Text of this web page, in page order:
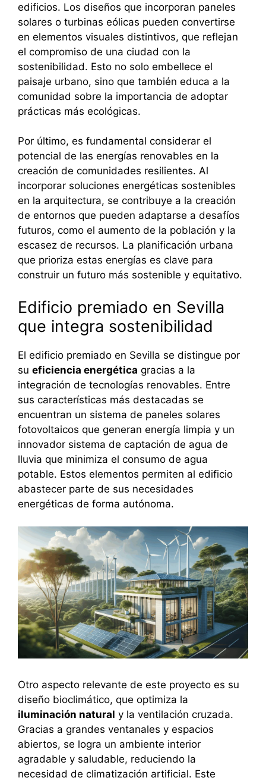
edificios. Los diseños que incorporan paneles
solares o turbinas eólicas pueden convertirse
en elementos visuales distintivos, que reflejan
el compromiso de una ciudad con la
sostenibilidad. Esto no solo embellece el
paisaje urbano, sino que también educa a la
comunidad sobre la importancia de adoptar
prácticas más ecológicas.
Por último, es fundamental considerar el
potencial de las energías renovables en la
creación de comunidades resilientes. Al
incorporar soluciones energéticas sostenibles
en la arquitectura, se contribuye a la creación
de entornos que pueden adaptarse a desafíos
futuros, como el aumento de la población y la
escasez de recursos. La planificación urbana
que prioriza estas energías es clave para
construir un futuro más sostenible y equitativo.
Edificio premiado en Sevilla
que integra sostenibilidad
El edificio premiado en Sevilla se distingue por
su eficiencia energética gracias a la
integración de tecnologías renovables. Entre
sus características más destacadas se
encuentran un sistema de paneles solares
fotovoltaicos que generan energía limpia y un
innovador sistema de captación de agua de
lluvia que minimiza el consumo de agua
potable. Estos elementos permiten al edificio
abastecer parte de sus necesidades
energéticas de forma autónoma.
Otro aspecto relevante de este proyecto es su
diseño bioclimático, que optimiza la
iluminación natural y la ventilación cruzada.
Gracias a grandes ventanales y espacios
abiertos, se logra un ambiente interior
agradable y saludable, reduciendo la
necesidad de climatización artificial. Este